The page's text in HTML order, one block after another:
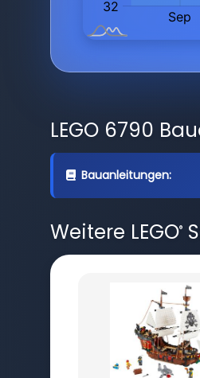
LEGO 6790
Bauanleitungen:
Weitere LEGO®